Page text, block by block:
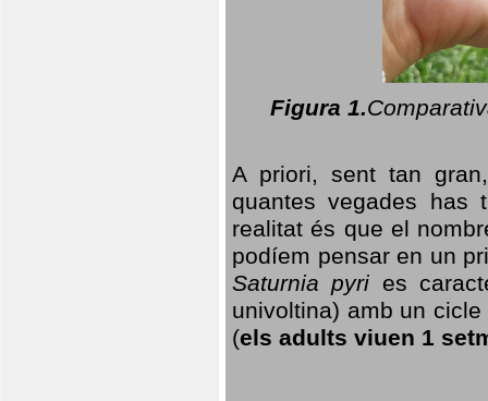
Figura 1.
A priori, sent tan
quantes vegades has
realitat és que el
podíem pensar en un
Saturnia pyri es
univoltina) amb un
(els adults viuen 1